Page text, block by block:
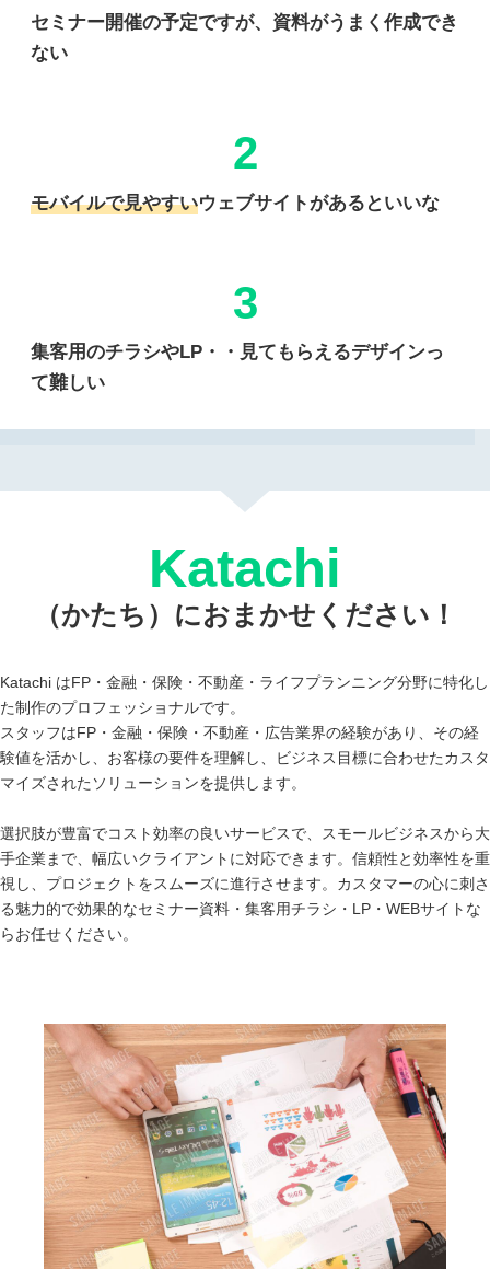
セミナー開催の予定ですが、資料がうまく作成でき
ない
2
モバイルで見やすいウェブサイトがあるといいな
3
集客用のチラシやLP・・見てもらえるデザインっ
て難しい
Katachi
（かたち）におまかせください！
Katachi はFP・金融・保険・不動産・ライフプランニング分野に特化し
た制作のプロフェッショナルです。
スタッフはFP・金融・保険・不動産・広告業界の経験があり、その経
験値を活かし、お客様の要件を理解し、ビジネス目標に合わせたカスタ
マイズされたソリューションを提供します。
選択肢が豊富でコスト効率の良いサービスで、スモールビジネスから大
手企業まで、幅広いクライアントに対応できます。信頼性と効率性を重
視し、プロジェクトをスムーズに進行させます。カスタマーの心に刺さ
る魅力的で効果的なセミナー資料・集客用チラシ・LP・WEBサイトな
らお任せください。